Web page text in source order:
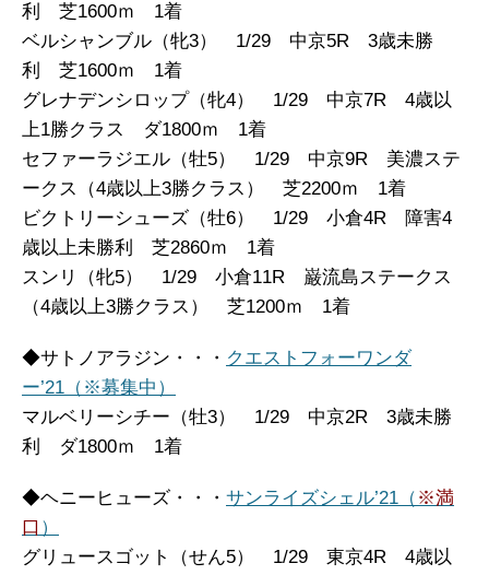
利 芝1600ｍ 1着
ベルシャンブル（牝3） 1/29 中京5R 3歳未勝
利 芝1600ｍ 1着
グレナデンシロップ（牝4） 1/29 中京7R 4歳以
上1勝クラス ダ1800ｍ 1着
セファーラジエル（牡5） 1/29 中京9R 美濃ステ
ークス（4歳以上3勝クラス） 芝2200ｍ 1着
ビクトリーシューズ（牡6） 1/29 小倉4R 障害4
歳以上未勝利 芝2860ｍ 1着
スンリ（牝5） 1/29 小倉11R 巌流島ステークス
（4歳以上3勝クラス） 芝1200ｍ 1着
◆サトノアラジン・・・ クエストフォーワンダ
ー’21（※募集中）
マルベリーシチー（牡3） 1/29 中京2R 3歳未勝
利 ダ1800ｍ 1着
◆ヘニーヒューズ・・・ サンライズシェル’21（ ※満
口 ）
グリュースゴット（せん5） 1/29 東京4R 4歳以